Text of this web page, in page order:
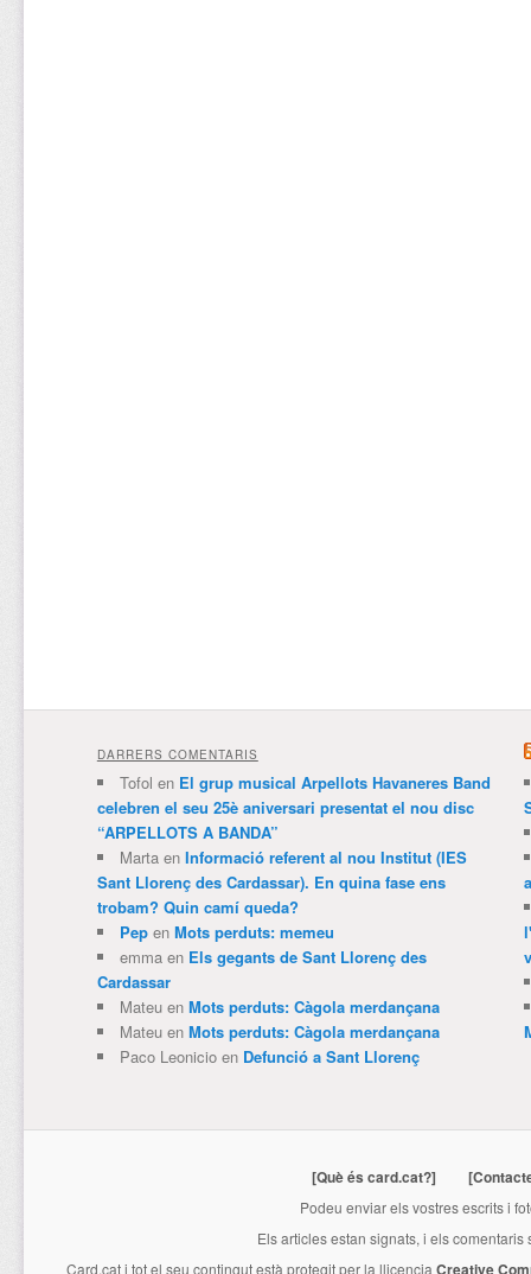
DARRERS COMENTARIS
Tofol en El grup musical Arpellots Havaneres Band
celebren el seu 25è aniversari presentat el nou disc
“ARPELLOTS A BANDA”
Martaen Informació referent al nou Institut (IES
Sant Llorenç des Cardassar). En quina fase ens
trobam? Quin camí queda?
Pepen Mots perduts: memeu
emmaen Els gegants de Sant Llorenç des
Cardassar
Mateuen Mots perduts: Càgola merdançana
Mateuen Mots perduts: Càgola merdançana
Paco Leonicioen Defunció a Sant Llorenç
[Què és card.cat?]
Podeu enviar els vostres escrits i
Els articles estan signats, i els
Card.cati tot el seu contingut està protegit per la llicencia Creative